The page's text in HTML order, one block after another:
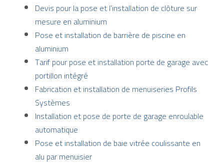
Devis pour la pose et l'installation de clôture sur
mesure en aluminium
Pose et installation de barrière de piscine en
aluminium
Tarif pour pose et installation porte de garage avec
portillon intégré
Fabrication et installation de menuiseries Profils
Systèmes
Installation et pose de porte de garage enroulable
automatique
Pose et installation de baie vitrée coulissante en
alu par menuisier